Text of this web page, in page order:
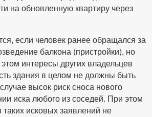
на обновленную квартиру через
если человек ранее обращался за
балкона (пристройки), но
интересы других владельцев
здания в целом не должны быть
высок риск сноса нового
иска любого из соседей. При этом
таких исковых заявлений не